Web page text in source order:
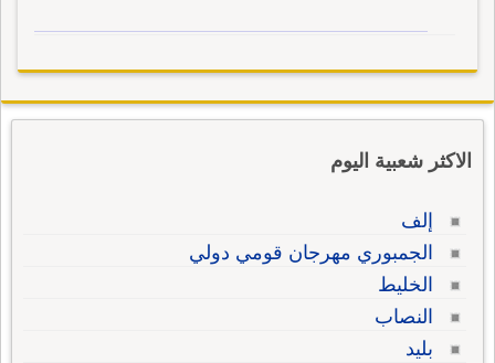
الاكثر شعبية اليوم
إلف
الجمبوري مهرجان قومي دولي
الخليط
النصاب
بليد